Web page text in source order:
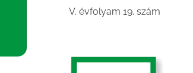
V. évfolyam 19. szám